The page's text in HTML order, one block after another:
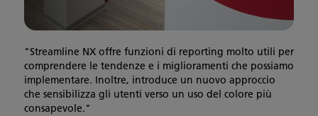
"Streamline NX offre funzioni di reporting molto utili per
comprendere le tendenze e i miglioramenti che possiamo
implementare. Inoltre, introduce un nuovo approccio
che sensibilizza gli utenti verso un uso del colore più
consapevole."